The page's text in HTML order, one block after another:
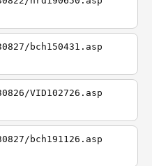
bch150431.asp
VID102726.asp
bch191126.asp